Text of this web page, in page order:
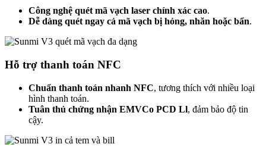
Công nghệ quét mã vạch laser chính xác cao.
Dễ dàng quét ngay cả mã vạch bị hỏng, nhăn hoặc bẩn.
Hỗ trợ thanh toán NFC
Chuẩn thanh toán nhanh NFC, tương thích với nhiều loại
hình thanh toán.
Tuân thủ chứng nhận EMVCo PCD Ll, đảm bảo độ tin
cậy.